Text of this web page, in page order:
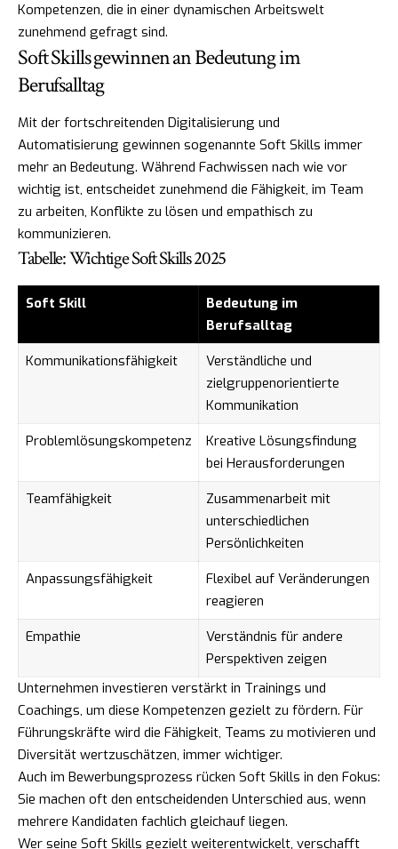
Kompetenzen, die in einer dynamischen Arbeitswelt
zunehmend gefragt sind.
Soft Skills gewinnen an Bedeutung im
Berufsalltag
Mit der fortschreitenden Digitalisierung und
Automatisierung gewinnen sogenannte Soft Skills immer
mehr an Bedeutung. Während Fachwissen nach wie vor
wichtig ist, entscheidet zunehmend die Fähigkeit, im Team
zu arbeiten, Konflikte zu lösen und empathisch zu
kommunizieren.
Tabelle: Wichtige Soft Skills 2025
Soft Skill
Bedeutung im
Berufsalltag
Kommunikationsfähigkeit
Verständliche und
zielgruppenorientierte
Kommunikation
Problemlösungskompetenz
Kreative Lösungsfindung
bei Herausforderungen
Teamfähigkeit
Zusammenarbeit mit
unterschiedlichen
Persönlichkeiten
Anpassungsfähigkeit
Flexibel auf Veränderungen
reagieren
Empathie
Verständnis für andere
Perspektiven zeigen
Unternehmen investieren verstärkt in Trainings und
Coachings, um diese Kompetenzen gezielt zu fördern. Für
Führungskräfte wird die Fähigkeit, Teams zu motivieren und
Diversität wertzuschätzen, immer wichtiger.
Auch im Bewerbungsprozess rücken Soft Skills in den Fokus:
Sie machen oft den entscheidenden Unterschied aus, wenn
mehrere Kandidaten fachlich gleichauf liegen.
Wer seine Soft Skills gezielt weiterentwickelt, verschafft